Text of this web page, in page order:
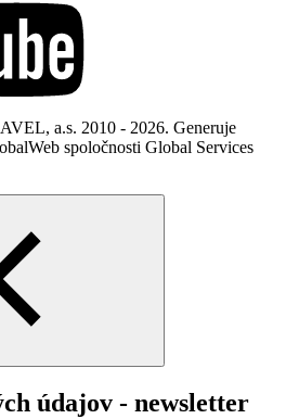
a.s. 2010 - 2026. Generuje
spoločnosti Global Services
údajov - newsletter